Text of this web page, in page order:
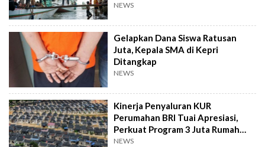
NEWS
Gelapkan Dana Siswa Ratusan
Juta, Kepala SMA di Kepri
Ditangkap
NEWS
Kinerja Penyaluran KUR
Perumahan BRI Tuai Apresiasi,
Perkuat Program 3 Juta Rumah
Pemerintah
NEWS